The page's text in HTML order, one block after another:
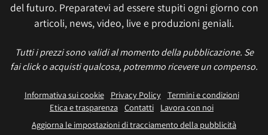
del futuro. Preparatevi ad essere stupiti ogni giorno con
articoli, news, video, live e produzioni geniali.
Tutti i prezzi sono validi al momento della pubblicazione. Se
fai click o acquisti qualcosa, potremmo ricevere un compenso.
Informativa sui cookie Privacy Policy
Termini e condizioni
Etica e trasparenza Contatti
Lavora con noi
Aggiorna le impostazioni di tracciamento della pubblicità